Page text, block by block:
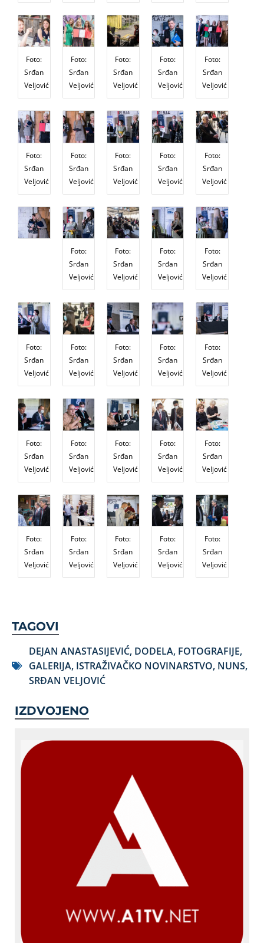
Foto:
Srđan
Veljović
Foto:
Srđan
Veljović
Foto:
Srđan
Veljović
Foto:
Srđan
Veljović
Foto:
Srđan
Veljović
Foto:
Srđan
Veljović
Foto:
Srđan
Veljović
Foto:
Srđan
Veljović
Foto:
Srđan
Veljović
Foto:
Srđan
Veljović
Foto:
Srđan
Veljović
Foto:
Srđan
Veljović
Foto:
Srđan
Veljović
Foto:
Srđan
Veljović
Foto:
Srđan
Veljović
Foto:
Srđan
Veljović
Foto:
Srđan
Veljović
Foto:
Srđan
Veljović
Foto:
Srđan
Veljović
Foto:
Srđan
Veljović
Foto:
Srđan
Veljović
Foto:
Srđan
Veljović
Foto:
Srđan
Veljović
Foto:
Srđan
Veljović
Foto:
Srđan
Veljović
Foto:
Srđan
Veljović
Foto:
Srđan
Veljović
Foto:
Srđan
Veljović
Foto:
Srđan
Veljović
TAGOVI
DEJAN ANASTASIJEVIĆ, DODELA, FOTOGRAFIJE,
GALERIJA, ISTRAŽIVAČKO NOVINARSTVO, NUNS,
SRĐAN VELJOVIĆ
IZDVOJENO